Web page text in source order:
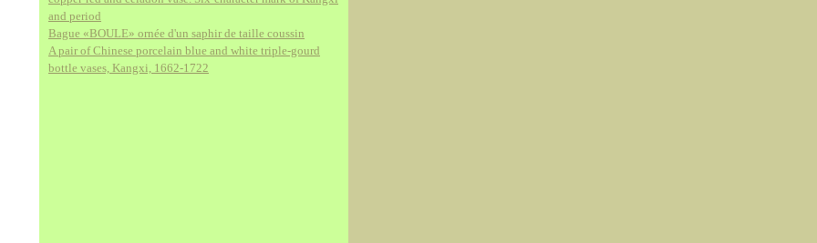
and period
Bague «BOULE» ornée d'un saphir de taille coussin
A pair of Chinese porcelain blue and white triple-gourd
bottle vases, Kangxi, 1662-1722